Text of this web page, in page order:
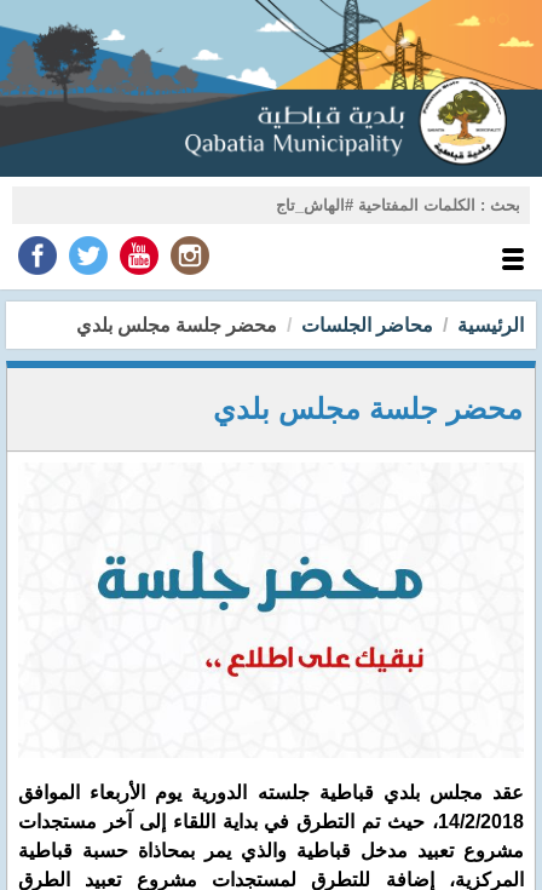
الرئيسية محاضر الجلسات محضر جلسة مجلس بلدي
محضر جلسة مجلس بلدي
عقد مجلس بلدي قباطية جلسته الدورية يوم الأربعاء الموافق
14/2/2018، حيث تم التطرق في بداية اللقاء إلى آخر مستجدات
مشروع تعبيد مدخل قباطية والذي يمر بمحاذاة حسبة قباطية
المركزية، إضافة للتطرق لمستجدات مشروع تعبيد الطرق